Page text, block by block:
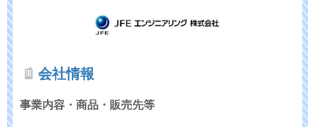
会社情報
事業内容・商品・販売先等